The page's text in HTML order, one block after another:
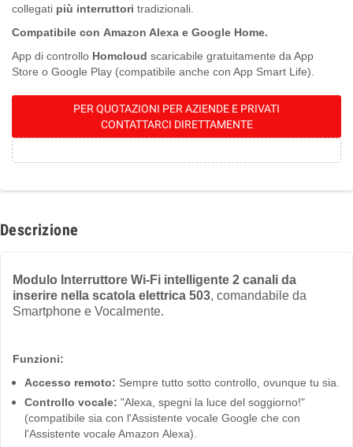
collegati più interruttori tradizionali.
Compatibile con Amazon Alexa e Google Home.
App di controllo Homcloud scaricabile gratuitamente da App
Store o Google Play (compatibile anche con App Smart Life).
PER QUOTAZIONI PER AZIENDE E PRIVATI
CONTATTARCI DIRETTAMENTE
Descrizione
Modulo Interruttore Wi-Fi intelligente 2 canali da
inserire nella scatola elettrica 503, comandabile da
Smartphone e Vocalmente.
Funzioni:
Accesso remoto: Sempre tutto sotto controllo, ovunque tu sia.
Controllo vocale: "Alexa, spegni la luce del soggiorno!"
(compatibile sia con l'Assistente vocale Google che con
l'Assistente vocale Amazon Alexa).